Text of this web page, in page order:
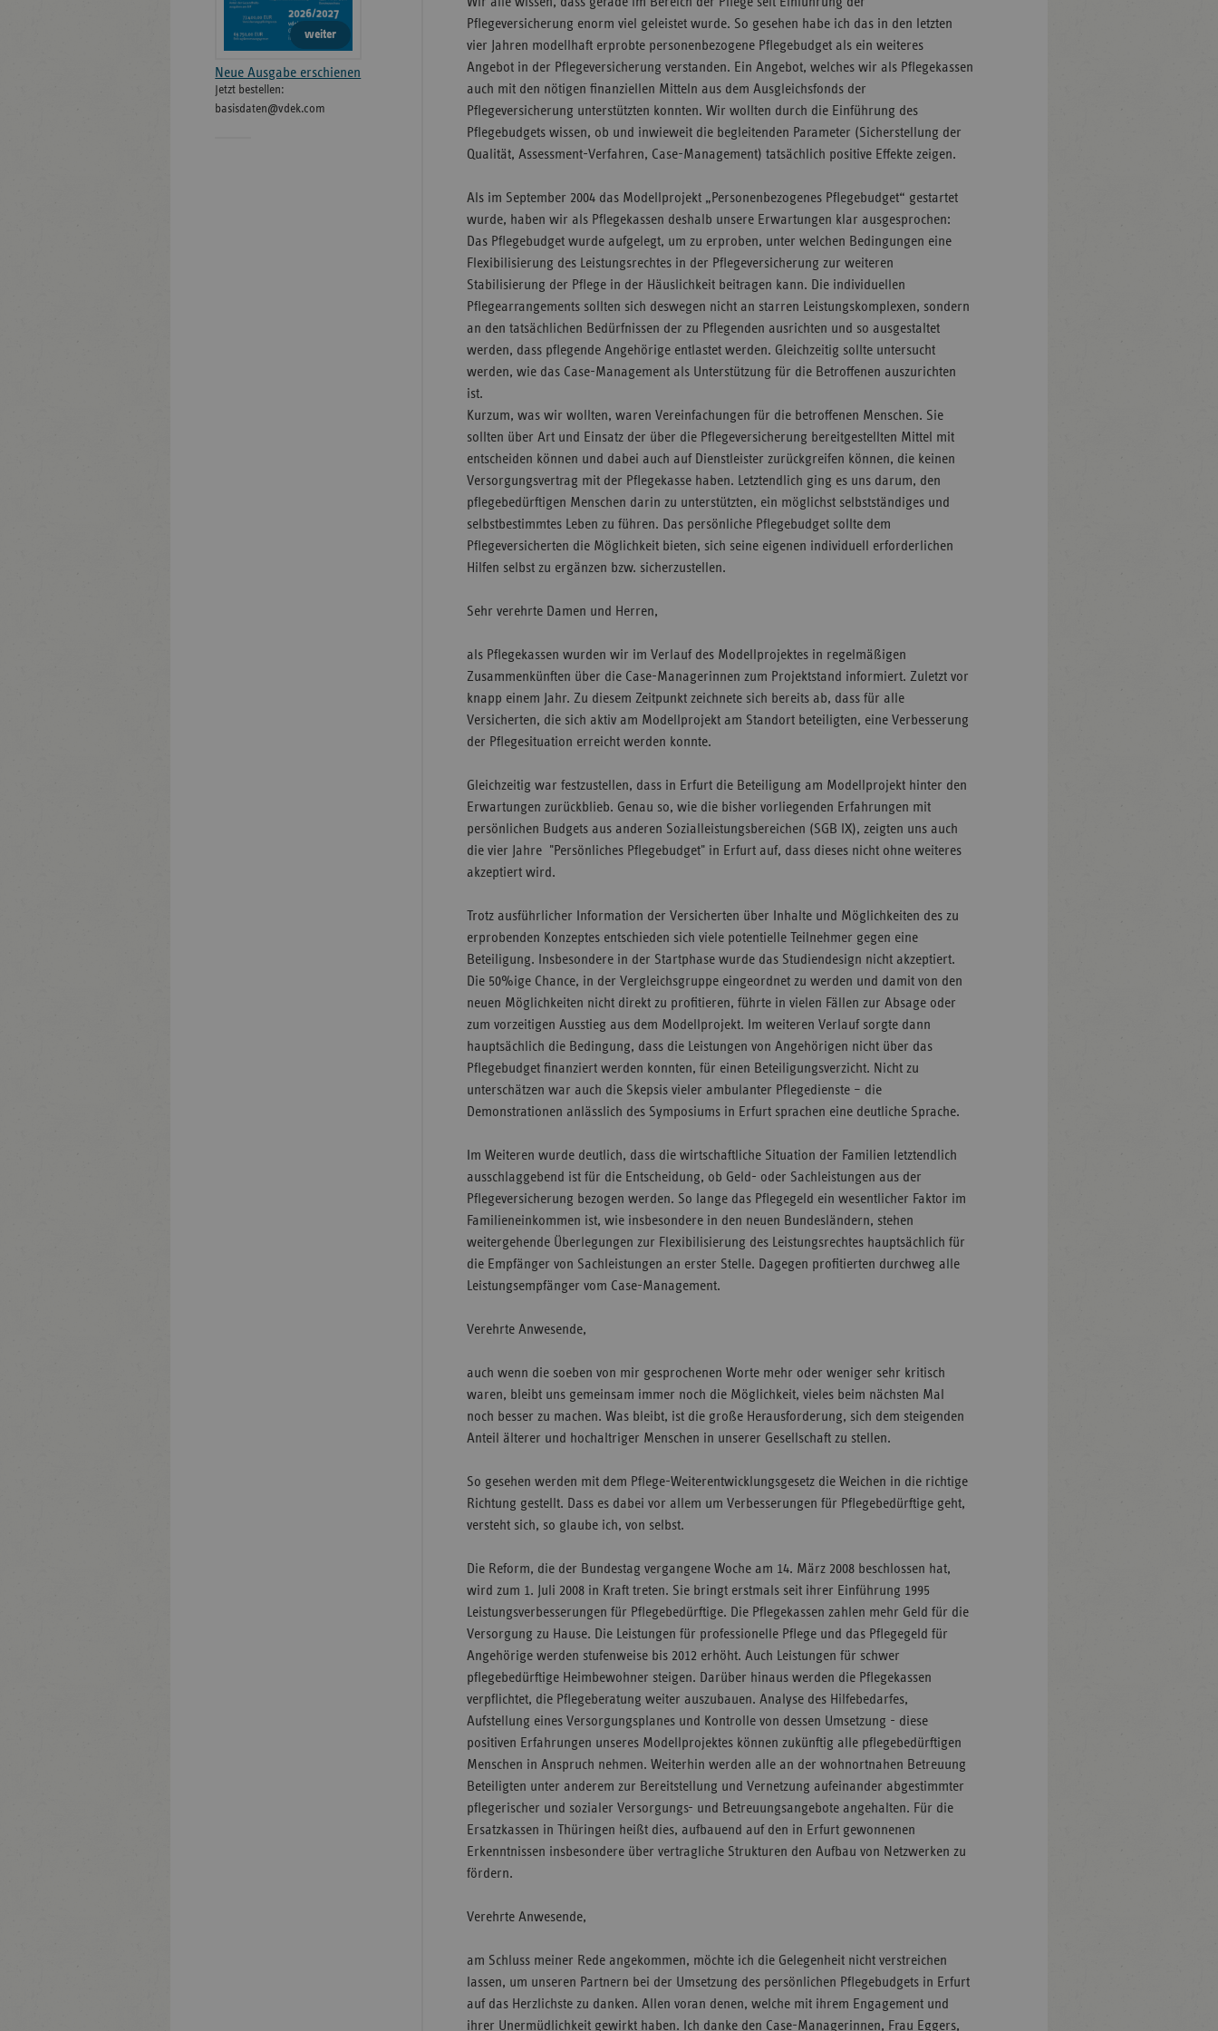
Pflegeversicherung enorm viel geleistet wurde. So gesehen habe ich das in den letzten
vier Jahren modellhaft erprobte personenbezogene Pflegebudget als ein weiteres
Angebot in der Pflegeversicherung verstanden. Ein Angebot, welches wir als Pflegekassen
auch mit den nötigen finanziellen Mitteln aus dem Ausgleichsfonds der
Pflegeversicherung unterstützten konnten. Wir wollten durch die Einführung des
Pflegebudgets wissen, ob und inwieweit die begleitenden Parameter (Sicherstellung der
Qualität, Assessment-Verfahren, Case-Management) tatsächlich positive Effekte zeigen.
Als im September 2004 das Modellprojekt „Personenbezogenes Pflegebudget“ gestartet
wurde, haben wir als Pflegekassen deshalb unsere Erwartungen klar ausgesprochen:
Das Pflegebudget wurde aufgelegt, um zu erproben, unter welchen Bedingungen eine
Flexibilisierung des Leistungsrechtes in der Pflegeversicherung zur weiteren
Stabilisierung der Pflege in der Häuslichkeit beitragen kann. Die individuellen
Pflegearrangements sollten sich deswegen nicht an starren Leistungskomplexen, sondern
an den tatsächlichen Bedürfnissen der zu Pflegenden ausrichten und so ausgestaltet
werden, dass pflegende Angehörige entlastet werden. Gleichzeitig sollte untersucht
werden, wie das Case-Management als Unterstützung für die Betroffenen auszurichten
ist.
Kurzum, was wir wollten, waren Vereinfachungen für die betroffenen Menschen. Sie
sollten über Art und Einsatz der über die Pflegeversicherung bereitgestellten Mittel mit
entscheiden können und dabei auch auf Dienstleister zurückgreifen können, die keinen
Versorgungsvertrag mit der Pflegekasse haben. Letztendlich ging es uns darum, den
pflegebedürftigen Menschen darin zu unterstützten, ein möglichst selbstständiges und
selbstbestimmtes Leben zu führen. Das persönliche Pflegebudget sollte dem
Pflegeversicherten die Möglichkeit bieten, sich seine eigenen individuell erforderlichen
Hilfen selbst zu ergänzen bzw. sicherzustellen.
Sehr verehrte Damen und Herren,
als Pflegekassen wurden wir im Verlauf des Modellprojektes in regelmäßigen
Zusammenkünften über die Case-Managerinnen zum Projektstand informiert. Zuletzt vor
knapp einem Jahr. Zu diesem Zeitpunkt zeichnete sich bereits ab, dass für alle
Versicherten, die sich aktiv am Modellprojekt am Standort beteiligten, eine Verbesserung
der Pflegesituation erreicht werden konnte.
Gleichzeitig war festzustellen, dass in Erfurt die Beteiligung am Modellprojekt hinter den
Erwartungen zurückblieb. Genau so, wie die bisher vorliegenden Erfahrungen mit
persönlichen Budgets aus anderen Sozialleistungsbereichen (SGB IX), zeigten uns auch
die vier Jahre "Persönliches Pflegebudget" in Erfurt auf, dass dieses nicht ohne weiteres
akzeptiert wird.
Trotz ausführlicher Information der Versicherten über Inhalte und Möglichkeiten des zu
erprobenden Konzeptes entschieden sich viele potentielle Teilnehmer gegen eine
Beteiligung. Insbesondere in der Startphase wurde das Studiendesign nicht akzeptiert.
Die 50%ige Chance, in der Vergleichsgruppe eingeordnet zu werden und damit von den
neuen Möglichkeiten nicht direkt zu profitieren, führte in vielen Fällen zur Absage oder
zum vorzeitigen Ausstieg aus dem Modellprojekt. Im weiteren Verlauf sorgte dann
hauptsächlich die Bedingung, dass die Leistungen von Angehörigen nicht über das
Pflegebudget finanziert werden konnten, für einen Beteiligungsverzicht. Nicht zu
unterschätzen war auch die Skepsis vieler ambulanter Pflegedienste – die
Demonstrationen anlässlich des Symposiums in Erfurt sprachen eine deutliche Sprache.
Im Weiteren wurde deutlich, dass die wirtschaftliche Situation der Familien letztendlich
ausschlaggebend ist für die Entscheidung, ob Geld- oder Sachleistungen aus der
Pflegeversicherung bezogen werden. So lange das Pflegegeld ein wesentlicher Faktor im
Familieneinkommen ist, wie insbesondere in den neuen Bundesländern, stehen
weitergehende Überlegungen zur Flexibilisierung des Leistungsrechtes hauptsächlich für
die Empfänger von Sachleistungen an erster Stelle. Dagegen profitierten durchweg alle
Leistungsempfänger vom Case-Management.
Verehrte Anwesende,
auch wenn die soeben von mir gesprochenen Worte mehr oder weniger sehr kritisch
waren, bleibt uns gemeinsam immer noch die Möglichkeit, vieles beim nächsten Mal
noch besser zu machen. Was bleibt, ist die große Herausforderung, sich dem steigenden
Anteil älterer und hochaltriger Menschen in unserer Gesellschaft zu stellen.
So gesehen werden mit dem Pflege-Weiterentwicklungsgesetz die Weichen in die richtige
Richtung gestellt. Dass es dabei vor allem um Verbesserungen für Pflegebedürftige geht,
versteht sich, so glaube ich, von selbst.
Die Reform, die der Bundestag vergangene Woche am 14. März 2008 beschlossen hat,
wird zum 1. Juli 2008 in Kraft treten. Sie bringt erstmals seit ihrer Einführung 1995
Leistungsverbesserungen für Pflegebedürftige. Die Pflegekassen zahlen mehr Geld für die
Versorgung zu Hause. Die Leistungen für professionelle Pflege und das Pflegegeld für
Angehörige werden stufenweise bis 2012 erhöht. Auch Leistungen für schwer
pflegebedürftige Heimbewohner steigen. Darüber hinaus werden die Pflegekassen
verpflichtet, die Pflegeberatung weiter auszubauen. Analyse des Hilfebedarfes,
Aufstellung eines Versorgungsplanes und Kontrolle von dessen Umsetzung - diese
positiven Erfahrungen unseres Modellprojektes können zukünftig alle pflegebedürftigen
Menschen in Anspruch nehmen. Weiterhin werden alle an der wohnortnahen Betreuung
Beteiligten unter anderem zur Bereitstellung und Vernetzung aufeinander abgestimmter
pflegerischer und sozialer Versorgungs- und Betreuungsangebote angehalten. Für die
Ersatzkassen in Thüringen heißt dies, aufbauend auf den in Erfurt gewonnenen
Erkenntnissen insbesondere über vertragliche Strukturen den Aufbau von Netzwerken zu
fördern.
Verehrte Anwesende,
am Schluss meiner Rede angekommen, möchte ich die Gelegenheit nicht verstreichen
lassen, um unseren Partnern bei der Umsetzung des persönlichen Pflegebudgets in Erfurt
auf das Herzlichste zu danken. Allen voran denen, welche mit ihrem Engagement und
ihrer Unermüdlichkeit gewirkt haben. Ich danke den Case-Managerinnen, Frau Eggers,
weiter
Neue Ausgabe erschienen
Jetzt bestellen:
basisdaten@vdek.com